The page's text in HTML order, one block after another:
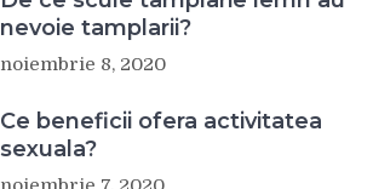
nevoie tamplarii?
noiembrie 8, 2020
Ce beneficii ofera activitatea
sexuala?